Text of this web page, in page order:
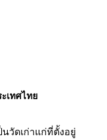
เทศไทย
นวัดเก่าแก่ที่ตั้งอยู่